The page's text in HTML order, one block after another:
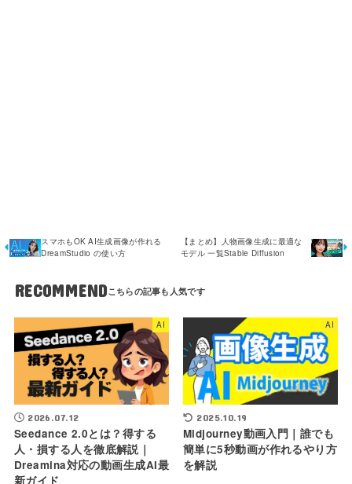
スマホもOK AI生成画像が作れる
DreamStudio の使い方
【まとめ】人物画像生成に最適な
モデル 一覧Stable Diffusion
RECOMMEND
AI
2026.07.12
Seedance 2.0とは？得する
人・損する人を徹底解説｜
Dreamina対応の動画生成AI最
新ガイド
AI
2025.10.19
Midjourney動画入門｜誰でも
簡単に5秒動画が作れるやり方
を解説